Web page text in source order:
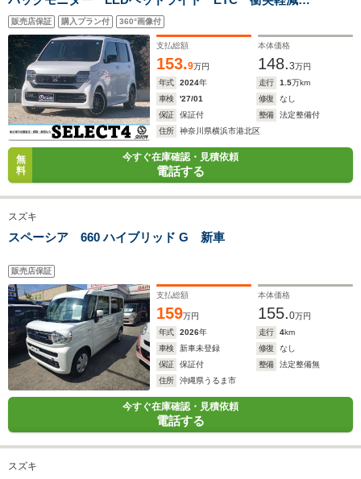
排気量
駆動方式 FF FF FF
レーキ 渋滞追従機能付アダプティブクルーズコントロ
ール レーンキープ 急アクセル制御 リアパーキング
センサー シートヒーター
販売店保証 購入プラン付 360°画像付
支払総額
153.9万円
本体価格
148.3万円
年式
2024年 走行 1.5万km
車検
'27/01 修復
なし
保証
保証付 整備
法定整備付
住所
神奈川県横浜市港北区
無
料
今すぐ在庫確認・見積依頼
電話する
スズキ
スペーシア 660 ハイブリッド G 新車
販売店保証
支払総額
159万円
本体価格
155.0万円
年式
2026年 走行 4km
車検
新車未登録 修復
なし
保証
保証付 整備
法定整備無
住所
沖縄県うるま市
今すぐ在庫確認・見積依頼
電話する
スズキ